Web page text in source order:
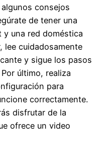
consejos
de tener una
y una red doméstica
lee cuidadosamente
y sigue los pasos
último, realiza
para
correctamente.
disfrutar de la
ofrece un video